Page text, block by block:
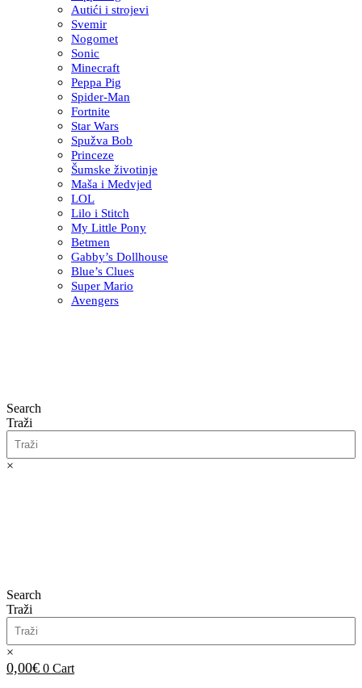
Autići i strojevi
Svemir
Nogomet
Sonic
Minecraft
Peppa Pig
Spider-Man
Fortnite
Star Wars
Spužva Bob
Princeze
Šumske životinje
Maša i Medvjed
LOL
Lilo i Stitch
My Little Pony
Betmen
Gabby’s Dollhouse
Blue’s Clues
Super Mario
Avengers
Search
Traži
×
Search
Traži
×
0,00€ 0 Cart